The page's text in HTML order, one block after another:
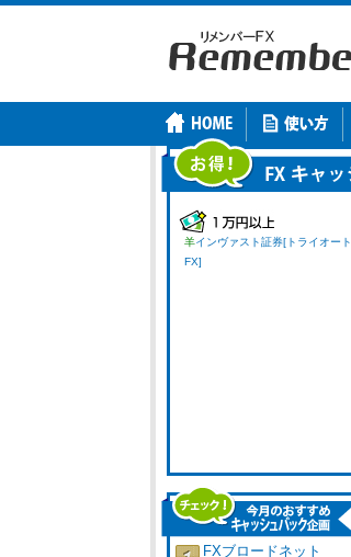
羊インヴァスト証券[トライオート
FX]
FXブロードネット